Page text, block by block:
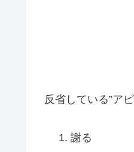
反省している”ア
謝る